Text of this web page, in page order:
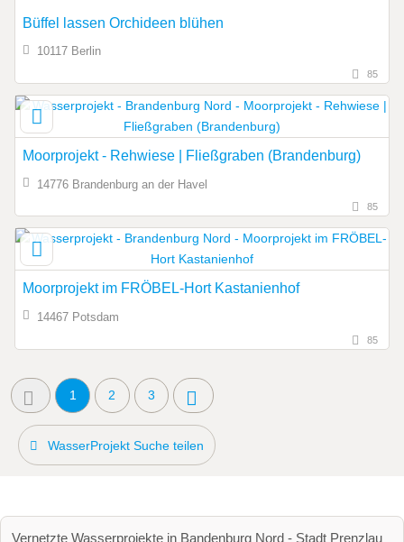
Büffel lassen Orchideen blühen
10117 Berlin
85
Moorprojekt - Rehwiese | Fließgraben (Brandenburg)
14776 Brandenburg an der Havel
85
Moorprojekt im FRÖBEL-Hort Kastanienhof
14467 Potsdam
85
1 2 3
WasserProjekt Suche teilen
Vernetzte Wasserprojekte in Bandenburg Nord - Stadt Prenzlau